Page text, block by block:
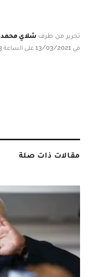
تحرير من طرف شلاي محمد
في 13/03/2021 على الساعة 21:43
مقالات ذات صلة